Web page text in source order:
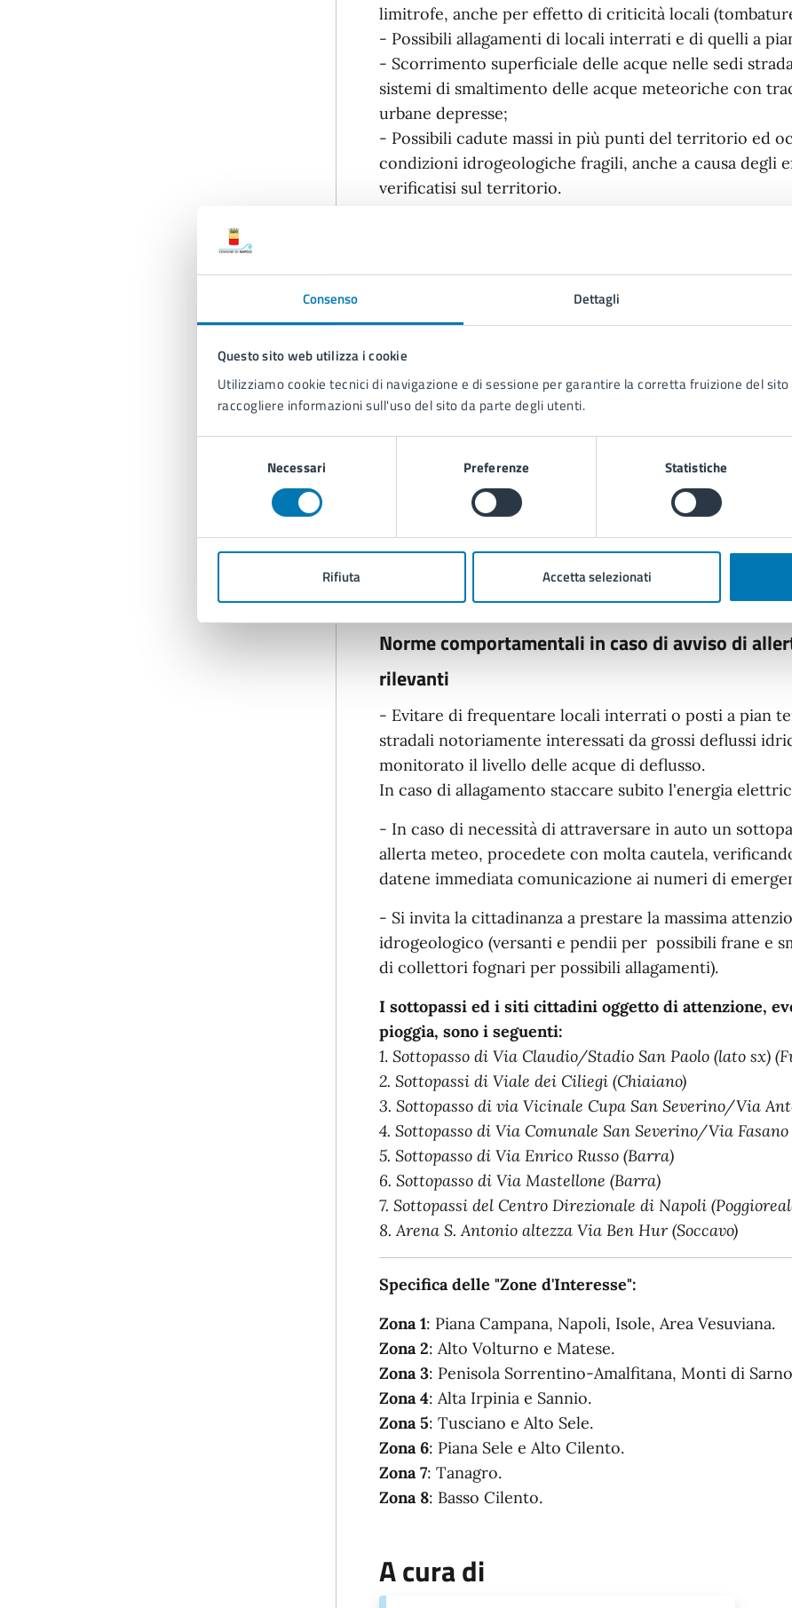
Consenso Dettagli
Questo sito web utilizza i cookie
Utilizziamo cookie tecnici di navigazione e di sessione per garantire la corretta fruizione del
raccogliere informazioni sull'uso del sito da parte degli utenti.
Necessari Preferenze Statistiche
Rifiuta Accetta selezionati
limitrofe, anche per effetto di criticità locali
- Possibili allagamenti di locali interrati e di quelli a
- Scorrimento superficiale delle acque nelle sedi
sistemi di smaltimento delle acque meteoriche con
urbane depresse;
- Possibili cadute massi in più punti del territorio ed
condizioni idrogeologiche fragili, anche a causa degli
verificatisi sul territorio.
Norme comportamentali in caso di avviso di
-Prestare attenzione in prossimità di alberi e
rami, alberi, pali, segnaletica o impalcature e, in ogni
precaria di tali elementi anche in situazioni
Assicurare stabilmente o rimuovere da finestre e
coperture, strutture provvisorie o qualsiasi oggetto
- Osservare particolareprudenza negli spostamenti
Norme comportamentali in caso di avviso di
rilevanti
- Evitare di frequentare locali interrati o posti a pian
stradali notoriamente interessati da grossi deflussi
monitorato il livello delle acque di deflusso.
In caso di allagamento staccare subito l'energia
- In caso di necessità di attraversare in auto un
allerta meteo, procedete con molta cautela,
datene immediata comunicazione ai numeri di
- Si invita la cittadinanza a prestare la massima
idrogeologico (versanti e pendii per possibili frane e
di collettori fognari per possibili allagamenti).
I sottopassi ed i siti cittadini oggetto di attenzione,
pioggia, sono i seguenti:
1. Sottopasso di Via Claudio/Stadio San Paolo (lato sx)
2. Sottopassi di Viale dei Ciliegi (Chiaiano)
3. Sottopasso di via Vicinale Cupa San Severino/Via
4. Sottopasso di Via Comunale San Severino/Via Fasano
5. Sottopasso di Via Enrico Russo (Barra)
6. Sottopasso di Via Mastellone (Barra)
7. Sottopassi del Centro Direzionale di Napoli
8. Arena S. Antonio altezza Via Ben Hur (Soccavo)
Specifica delle "Zone d'Interesse":
Zona 1: Piana Campana, Napoli, Isole, Area Vesuviana.
Zona 2: Alto Volturno e Matese.
Zona 3: Penisola Sorrentino-Amalfitana, Monti di
Zona 4: Alta Irpinia e Sannio.
Zona 5: Tusciano e Alto Sele.
Zona 6: Piana Sele e Alto Cilento.
Zona 7: Tanagro.
Zona 8: Basso Cilento.
A cura di